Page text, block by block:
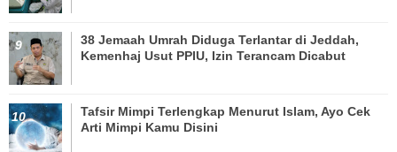
38 Jemaah Umrah Diduga Terlantar di Jeddah,
Kemenhaj Usut PPIU, Izin Terancam Dicabut
Tafsir Mimpi Terlengkap Menurut Islam, Ayo Cek
Arti Mimpi Kamu Disini